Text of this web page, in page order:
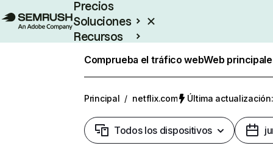
Precios
Soluciones
Recursos
Comprueba el tráfico webWeb
Principal / netflix.com Última
Todos los dispositivos